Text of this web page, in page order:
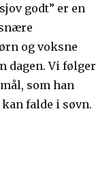
godt” er en
og voksne
dagen. Vi følger
som han
falde i søvn.